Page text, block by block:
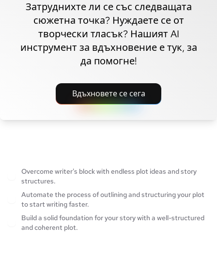
Затруднихте ли се със следващата
сюжетна точка? Нуждаете се от
творчески тласък? Нашият AI
инструмент за вдъхновение е тук, за
да помогне!
Вдъхновете се сега
Overcome writer's block with endless plot ideas and story
structures.
Automate the process of outlining and structuring your plot
to start writing faster.
Build a solid foundation for your story with a well-structured
and coherent plot.